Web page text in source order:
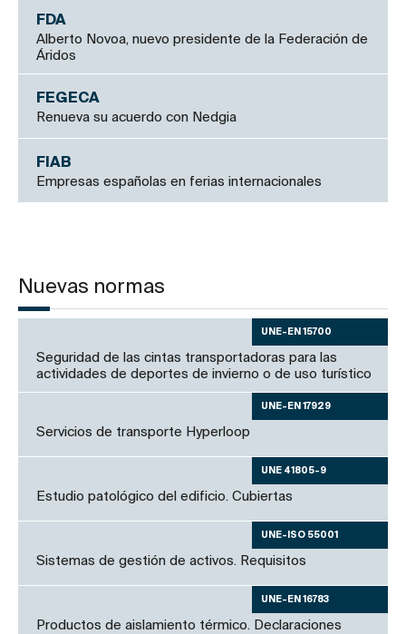
FDA
Alberto Novoa, nuevo presidente de la Federación de
Áridos
FEGECA
Renueva su acuerdo con Nedgia
FIAB
Empresas españolas en ferias internacionales
Nuevas normas
UNE-EN 15700
Seguridad de las cintas transportadoras para las
actividades de deportes de invierno o de uso turístico
UNE-EN 17929
Servicios de transporte Hyperloop
UNE 41805-9
Estudio patológico del edificio. Cubiertas
UNE-ISO 55001
Sistemas de gestión de activos. Requisitos
UNE-EN 16783
Productos de aislamiento térmico. Declaraciones